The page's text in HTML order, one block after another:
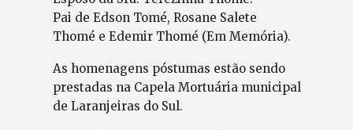
Pai de Edson Tomé, Rosane Salete
Thomé e Edemir Thomé (Em Memória).
As homenagens póstumas estão sendo
prestadas na Capela Mortuária municipal
de Laranjeiras do Sul.